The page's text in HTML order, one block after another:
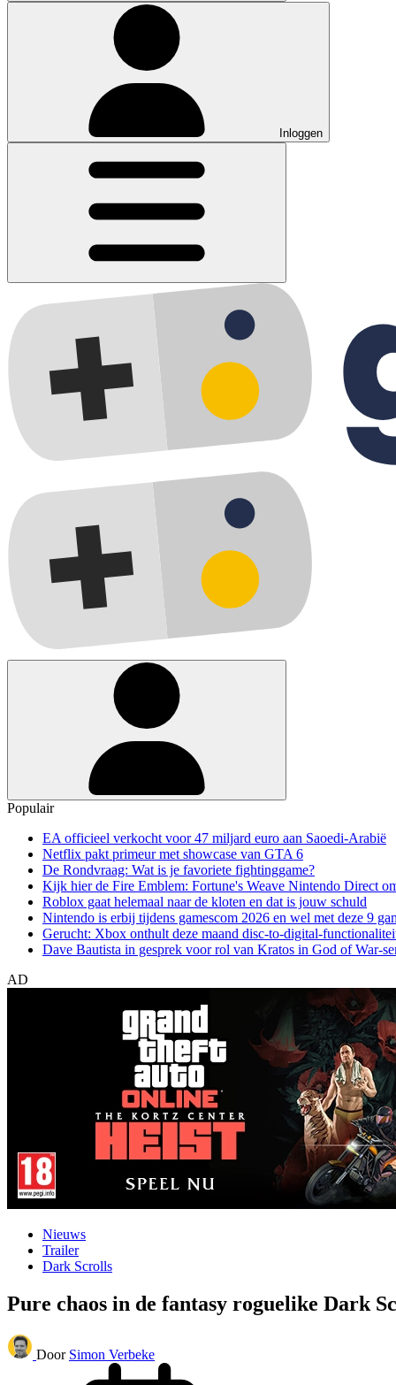
Inloggen
Populair
EA officieel verkocht voor 47 miljard euro aan Saoedi-Arabië
Netflix pakt primeur met showcase van GTA 6
De Rondvraag: Wat is je favoriete fightinggame?
Kijk hier de Fire Emblem: Fortune's Weave Nintendo Direct
Roblox gaat helemaal naar de kloten en dat is jouw schuld
Nintendo is erbij tijdens gamescom 2026 en wel met deze 9
Gerucht: Xbox onthult deze maand disc-to-digital-
Dave Bautista in gesprek voor rol van Kratos in God of War-
AD
Nieuws
Trailer
Dark Scrolls
Pure chaos in de fantasy roguelike Dark
Door Simon Verbeke